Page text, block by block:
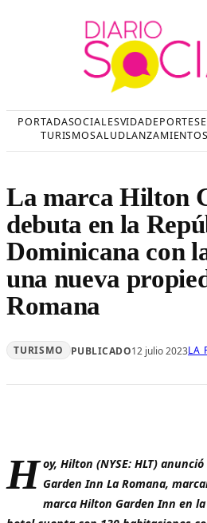
PORTADASOCIALESVIDADEPORTES
TURISMOSALUDLANZAMIENTOS
La marca Hilton
debuta en la
Dominicana con
una nueva
Romana
TURISMO PUBLICADO12 julio 2023LA
H oy, Hilton (NYSE: HLT)
Garden Inn La Romana,
marca Hilton Garden Inn en